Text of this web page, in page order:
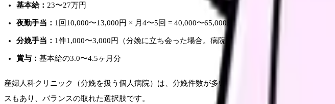
基本給： 23〜27万円
夜勤手当： 1回10,000〜13,000円 × 月4〜5回 = 40,000〜65,000円
分娩手当： 1件1,000〜3,000円（分娩に立ち会った場合。病院による）
賞与： 基本給の3.0〜4.5ヶ月分
産婦人科クリニック（分娩を扱う個人病院）は、分娩件数が多い施設では看護師の確保が課題
スもあり、バランスの取れた選択肢です。